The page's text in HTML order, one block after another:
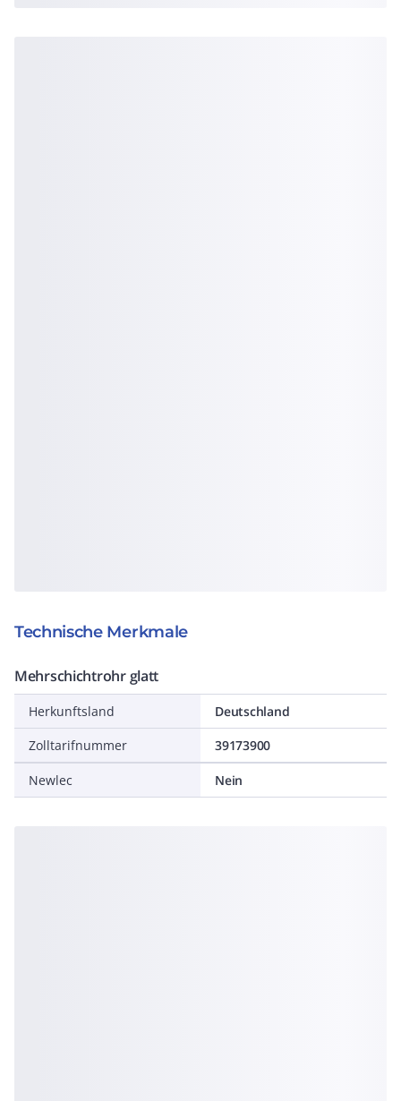
Technische Merkmale
Mehrschichtrohr glatt
Herkunftsland
Deutschland
Zolltarifnummer
39173900
Newlec Nein